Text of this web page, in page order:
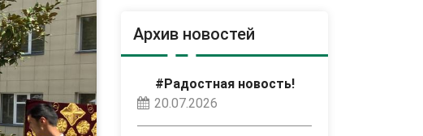
Архив новостей
#Радостная новость!
20.07.2026